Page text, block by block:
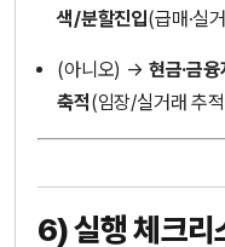
색/분할진입(급매·실
(아니오) → 현금·금
축적(임장/실거래 추
6) 실행 체크리